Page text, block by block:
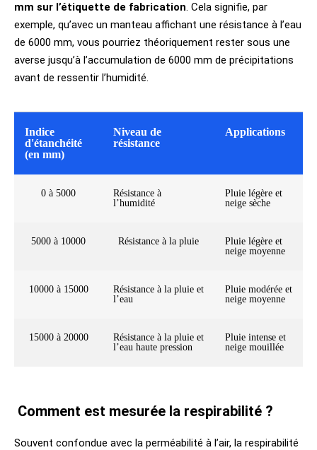
mm sur l’étiquette de fabrication. Cela signifie, par
exemple, qu’avec un manteau affichant une résistance à l’eau
de 6000 mm, vous pourriez théoriquement rester sous une
averse jusqu’à l’accumulation de 6000 mm de précipitations
avant de ressentir l’humidité.
Indice
d'étanchéité
(en mm)
Niveau de
résistance
Applications
0 à 5000
Résistance à
l’humidité
Pluie légère et
neige sèche
5000 à 10000 Résistance à la pluie
Pluie légère et
neige moyenne
10000 à 15000
Résistance à la pluie et
l’eau
Pluie modérée et
neige moyenne
15000 à 20000
Résistance à la pluie et
l’eau haute pression
Pluie intense et
neige mouillée
Comment est mesurée la respirabilité ?
Souvent confondue avec la perméabilité à l’air, la respirabilité